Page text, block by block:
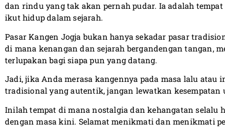
dan rindu yang tak akan pernah pudar. Ia adalah
ikut hidup dalam sejarah.
Pasar Kangen Jogja bukan hanya sekadar pasar
di mana kenangan dan sejarah bergandengan tangan,
terlupakan bagi siapa pun yang datang.
Jadi, jika Anda merasa kangennya pada masa lalu
tradisional yang autentik, jangan lewatkan
Inilah tempat di mana nostalgia dan kehangatan selalu
dengan masa kini. Selamat menikmati dan menikmati